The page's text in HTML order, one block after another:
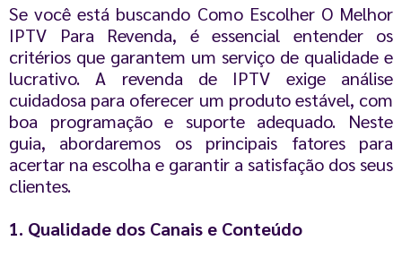
Se você está buscando Como Escolher O Melhor
IPTV Para Revenda, é essencial entender os
critérios que garantem um serviço de qualidade e
lucrativo. A revenda de IPTV exige análise
cuidadosa para oferecer um produto estável, com
boa programação e suporte adequado. Neste
guia, abordaremos os principais fatores para
acertar na escolha e garantir a satisfação dos seus
clientes.
1. Qualidade dos Canais e Conteúdo